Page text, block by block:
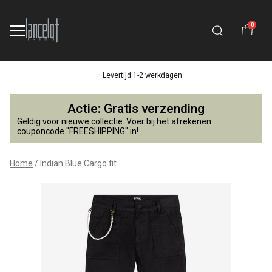
0
Levertijd 1-2 werkdagen
Indian
Blue
Cargo
fit
Lancelot
Actie: Gratis verzending
Geldig voor nieuwe collectie. Voer bij het afrekenen
couponcode "FREESHIPPING" in!
Home Indian Blue Cargo fit